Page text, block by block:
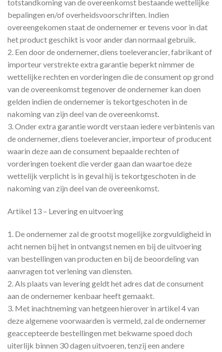
totstandkoming van de overeenkomst bestaande wettelijke
bepalingen en/of overheidsvoorschriften. Indien
overeengekomen staat de ondernemer er tevens voor in dat
het product geschikt is voor ander dan normaal gebruik.
2. Een door de ondernemer, diens toeleverancier, fabrikant of
importeur verstrekte extra garantie beperkt nimmer de
wettelijke rechten en vorderingen die de consument op grond
van de overeenkomst tegenover de ondernemer kan doen
gelden indien de ondernemer is tekortgeschoten in de
nakoming van zijn deel van de overeenkomst.
3. Onder extra garantie wordt verstaan iedere verbintenis van
de ondernemer, diens toeleverancier, importeur of producent
waarin deze aan de consument bepaalde rechten of
vorderingen toekent die verder gaan dan waartoe deze
wettelijk verplicht is in geval hij is tekortgeschoten in de
nakoming van zijn deel van de overeenkomst.
Artikel 13 – Levering en uitvoering
1. De ondernemer zal de grootst mogelijke zorgvuldigheid in
acht nemen bij het in ontvangst nemen en bij de uitvoering
van bestellingen van producten en bij de beoordeling van
aanvragen tot verlening van diensten.
2. Als plaats van levering geldt het adres dat de consument
aan de ondernemer kenbaar heeft gemaakt.
3. Met inachtneming van hetgeen hierover in artikel 4 van
deze algemene voorwaarden is vermeld, zal de ondernemer
geaccepteerde bestellingen met bekwame spoed doch
uiterlijk binnen 30 dagen uitvoeren, tenzij een andere